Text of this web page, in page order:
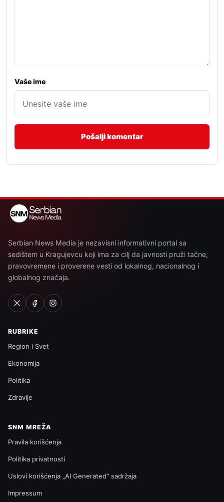
Vaše ime
Serbian News Media je nezavisni informativni portal sa
sedištem u Kragujevcu koji ima za cilj da javnosti pruži tačne,
pravovremene i proverene vesti od lokalnog, nacionalnog i
globalnog značaja.
RUBRIKE
Region i Svet
Ekonomija
Politika
Zdravlje
SNM MREŽA
Pravila korišćenja
Politika privatnosti
Uslovi korišćenja „AI Generated“ sadržaja
Impressum